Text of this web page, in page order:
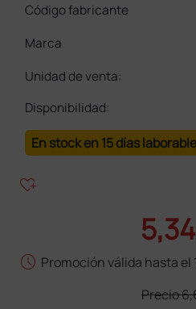
Código fabricante
Marca
Unidad de venta:
Disponibilidad:
En stock en 15 días
heart_plus
schedule Promoción válida hasta el
Precio